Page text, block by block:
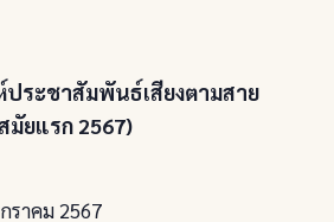
ระชาสัมพันธ์เสียงตามสาย
มัยแรก 2567)
ราคม 2567